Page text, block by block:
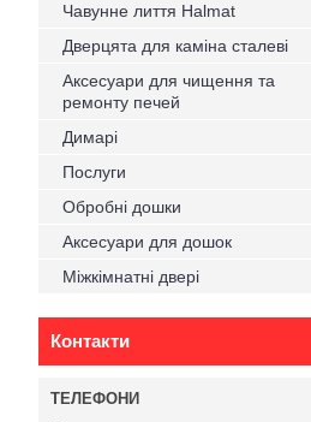
Чавунне лиття Halmat
Дверцята для каміна сталеві
Аксесуари для чищення та
ремонту печей
Димарі
Послуги
Обробні дошки
Аксесуари для дошок
Міжкімнатні двері
Контакти